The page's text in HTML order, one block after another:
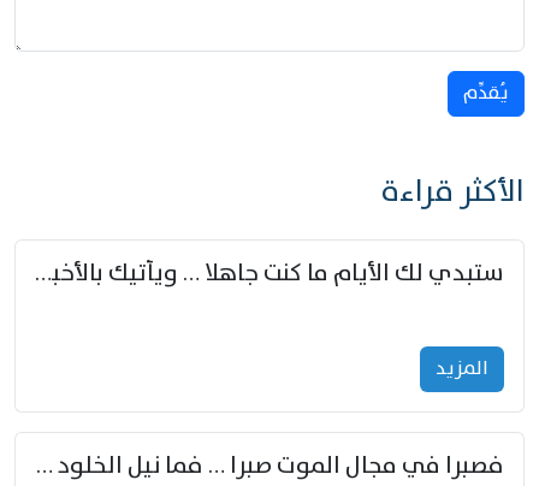
يُقدِّم
الأكثر قراءة
ستبدي لك الأيام ما كنت جاهلا … ويأتيك بالأخبار من لم تزوّد
المزید
فصبرا في مجال الموت صبرا … فما نيل الخلود بمستطاع